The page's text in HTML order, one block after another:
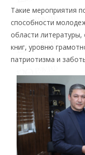
Такие мероприятия
способности
области
книг, уровню
патриотизма и